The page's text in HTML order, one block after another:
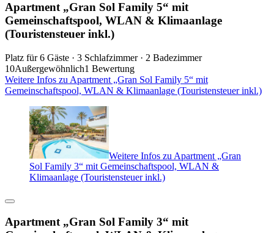
Apartment „Gran Sol Family 5“ mit
Gemeinschaftspool, WLAN & Klimaanlage
(Touristensteuer inkl.)
Platz für 6 Gäste · 3 Schlafzimmer · 2 Badezimmer
10Außergewöhnlich1 Bewertung
Weitere Infos zu Apartment „Gran Sol Family 5“ mit
Gemeinschaftspool, WLAN & Klimaanlage (Touristensteuer inkl.)
Weitere Infos zu Apartment „Gran
Sol Family 3“ mit Gemeinschaftspool, WLAN &
Klimaanlage (Touristensteuer inkl.)
Apartment „Gran Sol Family 3“ mit